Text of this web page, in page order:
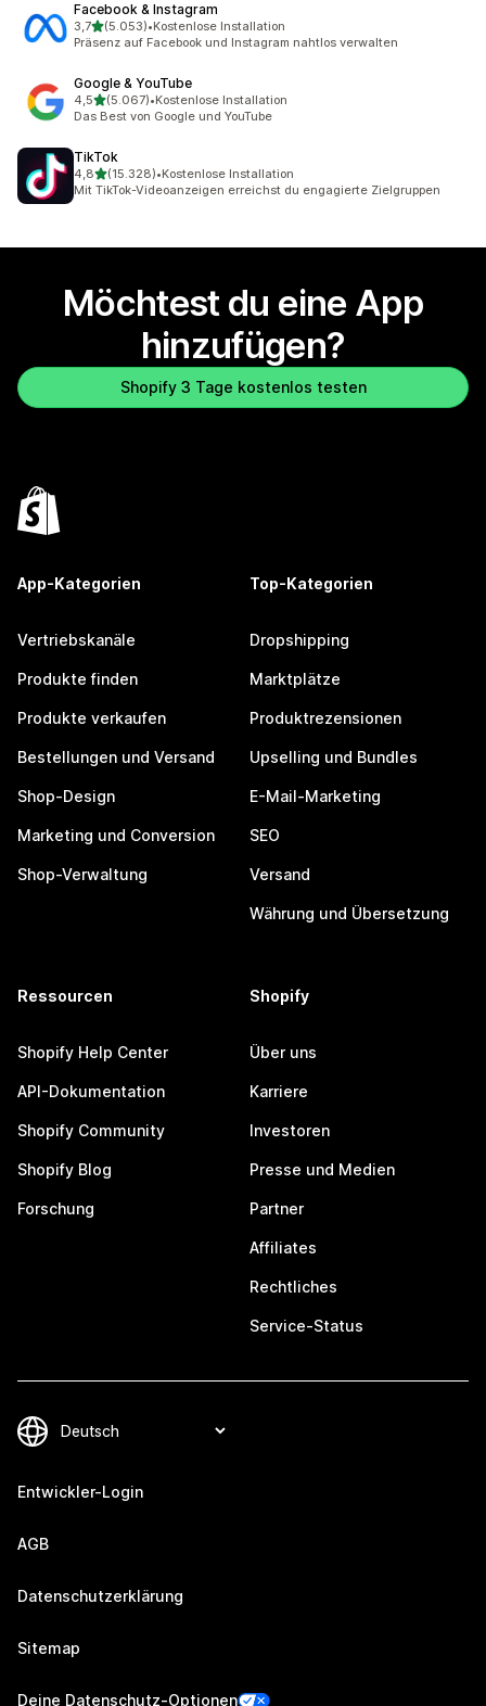
Facebook & Instagram
3,7von 5 Sternen
(5.053)
5053 Rezensionen insgesamt
•Kostenlose Installation
Präsenz auf Facebook und Instagram nahtlos verwalten
Google & YouTube
4,5von 5 Sternen
(5.067)
5067 Rezensionen insgesamt
•Kostenlose Installation
Das Best von Google und YouTube
TikTok
4,8von 5 Sternen
(15.328)
15328 Rezensionen insgesamt
•Kostenlose Installation
Mit TikTok-Videoanzeigen erreichst du engagierte Zielgruppen
Möchtest du eine App
hinzufügen?
Shopify 3 Tage kostenlos testen
App-Kategorien
Vertriebskanäle
Produkte finden
Produkte verkaufen
Bestellungen und Versand
Shop-Design
Marketing und Conversion
Shop-Verwaltung
Top-Kategorien
Dropshipping
Marktplätze
Produktrezensionen
Upselling und Bundles
E-Mail-Marketing
SEO
Versand
Währung und Übersetzung
Ressourcen
Shopify Help Center
API-Dokumentation
Shopify Community
Shopify Blog
Forschung
Shopify
Über uns
Karriere
Investoren
Presse und Medien
Partner
Affiliates
Rechtliches
Service-Status
Entwickler-Login
AGB
Datenschutzerklärung
Sitemap
Deine Datenschutz-Optionen